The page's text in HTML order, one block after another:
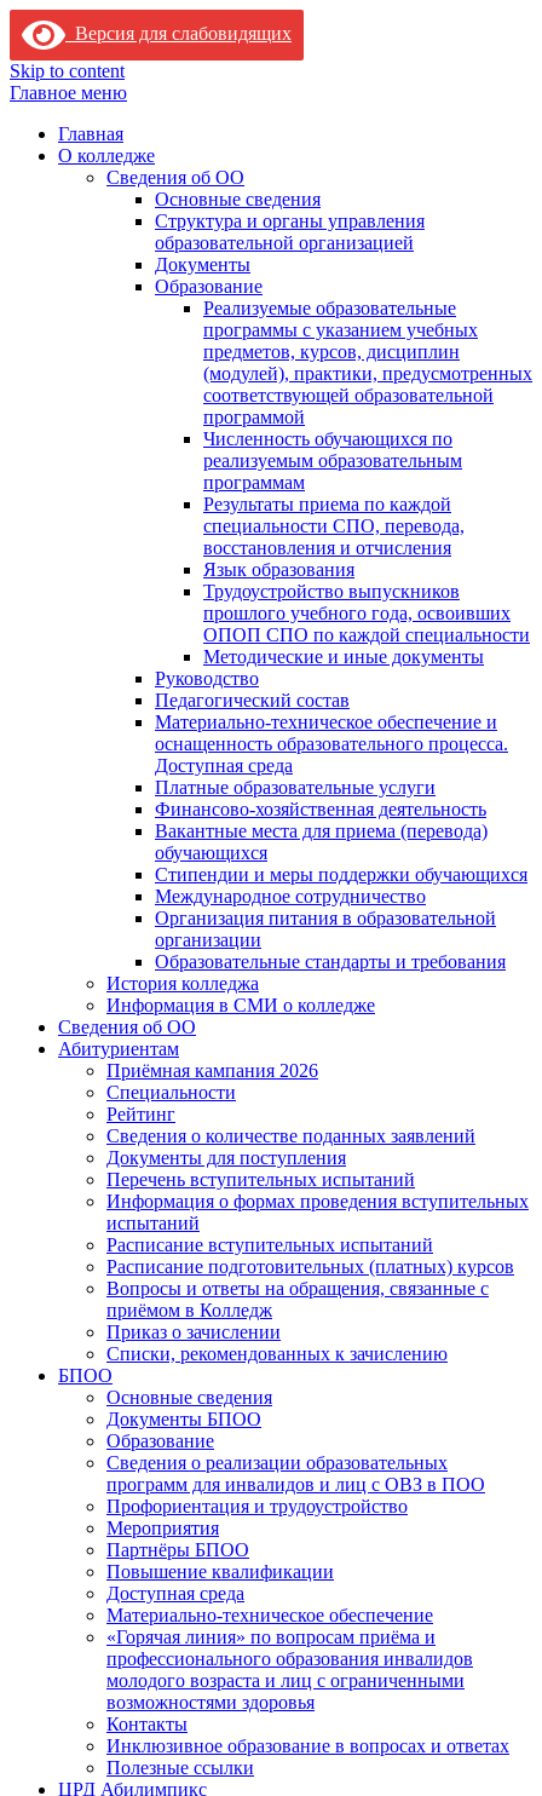
Версия для слабовидящих
Skip to content
Главное меню
Главная
О колледже
Сведения об ОО
Основные сведения
Структура и органы управления
образовательной организацией
Документы
Образование
Реализуемые образовательные
программы с указанием учебных
предметов, курсов, дисциплин
(модулей), практики, предусмотренных
соответствующей образовательной
программой
Численность обучающихся по
реализуемым образовательным
программам
Результаты приема по каждой
специальности СПО, перевода,
восстановления и отчисления
Язык образования
Трудоустройство выпускников
прошлого учебного года, освоивших
ОПОП СПО по каждой специальности
Методические и иные документы
Руководство
Педагогический состав
Материально-техническое обеспечение и
оснащенность образовательного процесса.
Доступная среда
Платные образовательные услуги
Финансово-хозяйственная деятельность
Вакантные места для приема (перевода)
обучающихся
Стипендии и меры поддержки обучающихся
Международное сотрудничество
Организация питания в образовательной
организации
Образовательные стандарты и требования
История колледжа
Информация в СМИ о колледже
Сведения об ОО
Абитуриентам
Приёмная кампания 2026
Специальности
Рейтинг
Сведения о количестве поданных заявлений
Документы для поступления
Перечень вступительных испытаний
Информация о формах проведения вступительных
испытаний
Расписание вступительных испытаний
Расписание подготовительных (платных) курсов
Вопросы и ответы на обращения, связанные с
приёмом в Колледж
Приказ о зачислении
Списки, рекомендованных к зачислению
БПОО
Основные сведения
Документы БПОО
Образование
Сведения о реализации образовательных
программ для инвалидов и лиц с ОВЗ в ПОО
Профориентация и трудоустройство
Мероприятия
Партнёры БПОО
Повышение квалификации
Доступная среда
Материально-техническое обеспечение
«Горячая линия» по вопросам приёма и
профессионального образования инвалидов
молодого возраста и лиц с ограниченными
возможностями здоровья
Контакты
Инклюзивное образование в вопросах и ответах
Полезные ссылки
ЦРД Абилимпикс